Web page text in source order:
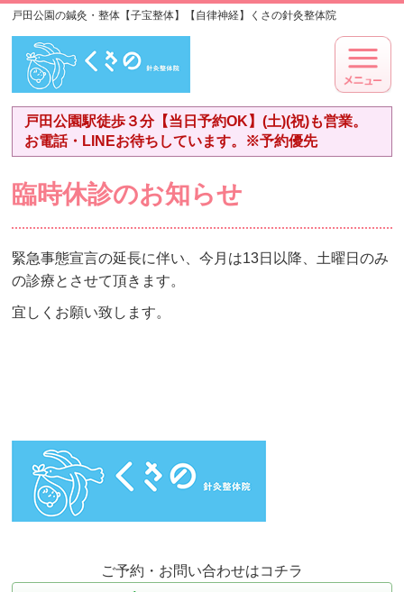
戸田公園の鍼灸・整体【子宝整体】【自律神経】くさの針灸整体院
戸田公園駅徒歩３分【当日予約OK】(土)(祝)も営業。
お電話・LINEお待ちしています。※予約優先
臨時休診のお知らせ
緊急事態宣言の延長に伴い、今月は13日以降、土曜日のみ
の診療とさせて頂きます。
宜しくお願い致します。
ご予約・お問い合わせはコチラ